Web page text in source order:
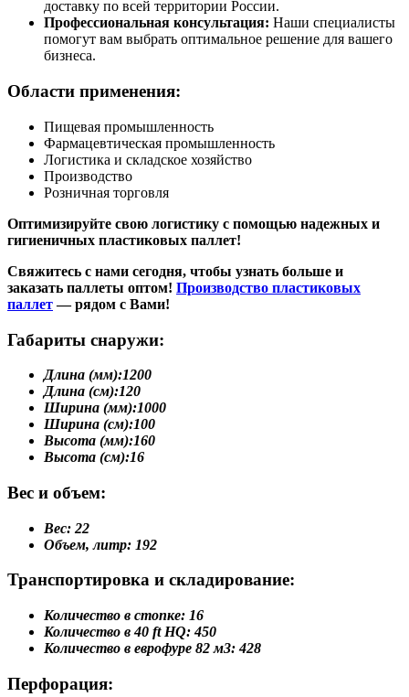
доставку по всей территории России.
Профессиональная консультация: Наши специалисты
помогут вам выбрать оптимальное решение для вашего
бизнеса.
Области применения:
Пищевая промышленность
Фармацевтическая промышленность
Логистика и складское хозяйство
Производство
Розничная торговля
Оптимизируйте свою логистику с помощью надежных и
гигиеничных пластиковых паллет!
Свяжитесь с нами сегодня, чтобы узнать больше и
заказать паллеты оптом! Производство пластиковых
паллет— рядом с Вами!
Габариты снаружи:
Длина (мм):1200
Длина (см):120
Ширина (мм):1000
Ширина (см):100
Высота (мм):160
Высота (см):16
Вес и объем:
Вес: 22
Объем, литр: 192
Транспортировка и складирование:
Количество в стопке: 16
Количество в 40 ft HQ: 450
Количество в еврофуре 82 м3: 428
Перфорация: